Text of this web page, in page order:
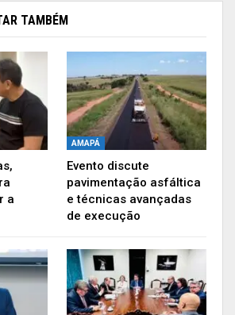
realizam obras de acesso ao novo centro,
do Hospital Estadual de Santana
TAMBÉM
a
AMAPÁ
Evento discute
pavimentação asfáltica
e técnicas avançadas
de execução